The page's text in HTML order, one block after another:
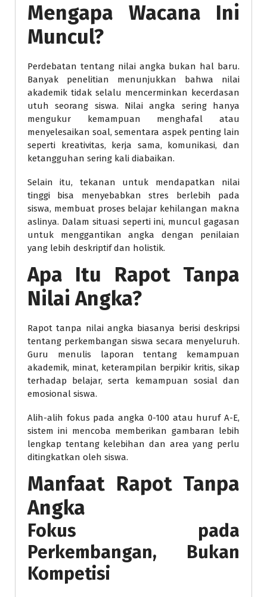
Mengapa Wacana Ini
Muncul?
Perdebatan tentang nilai angka bukan hal baru.
Banyak penelitian menunjukkan bahwa nilai
akademik tidak selalu mencerminkan kecerdasan
utuh seorang siswa. Nilai angka sering hanya
mengukur kemampuan menghafal atau
menyelesaikan soal, sementara aspek penting lain
seperti kreativitas, kerja sama, komunikasi, dan
ketangguhan sering kali diabaikan.
Selain itu, tekanan untuk mendapatkan nilai
tinggi bisa menyebabkan stres berlebih pada
siswa, membuat proses belajar kehilangan makna
aslinya. Dalam situasi seperti ini, muncul gagasan
untuk menggantikan angka dengan penilaian
yang lebih deskriptif dan holistik.
Apa Itu Rapot Tanpa
Nilai Angka?
Rapot tanpa nilai angka biasanya berisi deskripsi
tentang perkembangan siswa secara menyeluruh.
Guru menulis laporan tentang kemampuan
akademik, minat, keterampilan berpikir kritis, sikap
terhadap belajar, serta kemampuan sosial dan
emosional siswa.
Alih-alih fokus pada angka 0-100 atau huruf A-E,
sistem ini mencoba memberikan gambaran lebih
lengkap tentang kelebihan dan area yang perlu
ditingkatkan oleh siswa.
Manfaat Rapot Tanpa
Angka
Fokus pada
Perkembangan, Bukan
Kompetisi